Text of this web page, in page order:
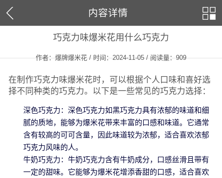
内容详情
巧克力味爆米花用什么巧克力
作者：爆牌爆米花 / 时间：2024-11-05 / 阅读量：909
在制作巧克力味爆米花时，可以根据个人口味和喜好选
择不同种类的巧克力。以下是一些常见的巧克力选择：
深色巧克力：深色巧克力如黑巧克力具有浓郁的味道和细
腻的质地，能够为爆米花带来丰富的口感和味道。它通常
含有较高的可可含量，因此味道较为浓郁，适合喜欢浓郁
巧克力风味的人。
牛奶巧克力：牛奶巧克力含有牛奶成分，口感丝滑且带有
一定的甜味。它能够为爆米花增添香甜的口感，适合喜欢